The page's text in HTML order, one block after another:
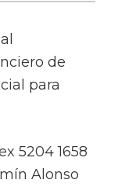
de
para
5204 1658
Alonso